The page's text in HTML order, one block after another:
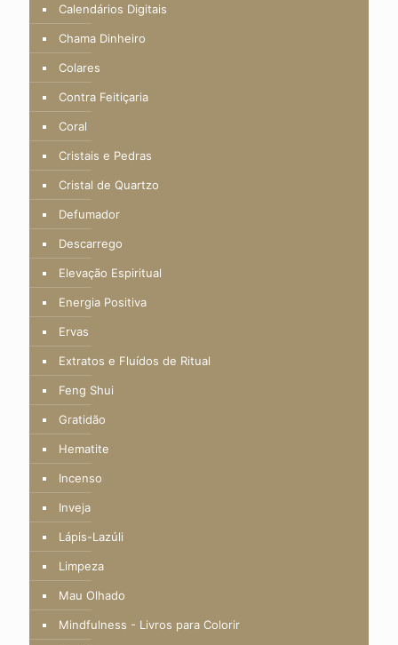
Calendários Digitais
Chama Dinheiro
Colares
Contra Feitiçaria
Coral
Cristais e Pedras
Cristal de Quartzo
Defumador
Descarrego
Elevação Espiritual
Energia Positiva
Ervas
Extratos e Fluídos de Ritual
Feng Shui
Gratidão
Hematite
Incenso
Inveja
Lápis-Lazúli
Limpeza
Mau Olhado
Mindfulness - Livros para Colorir